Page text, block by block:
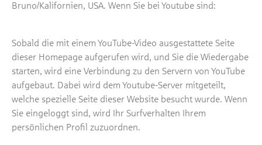
Bruno/Kalifornien, USA. Wenn Sie bei Youtube sind:
Sobald die mit einem YouTube-Video ausgestattete Seite
dieser Homepage aufgerufen wird, und Sie die Wiedergabe
starten, wird eine Verbindung zu den Servern von YouTube
aufgebaut. Dabei wird dem Youtube-Server mitgeteilt,
welche spezielle Seite dieser Website besucht wurde. Wenn
Sie eingeloggt sind, wird Ihr Surfverhalten Ihrem
persönlichen Profil zuzuordnen.